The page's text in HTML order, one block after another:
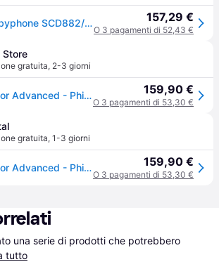
Philips AVENT Babyphone SCD882/26 Avanzato 157,29 €
O 3 pagamenti di 52,43 €
Store
gratuita, 2-3 giorni
Video Baby Monitor Advanced - Philips Avent 159,90 €
O 3 pagamenti di 53,30 €
gratuita, 1-3 giorni
Video Baby Monitor Advanced - Philips Avent - Taglia Unica 159,90 €
O 3 pagamenti di 53,30 €
una serie di prodotti che potrebbero
tutto